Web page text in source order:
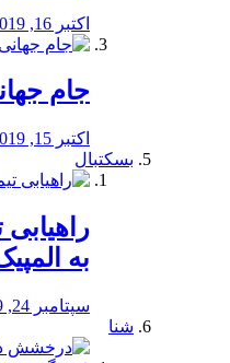
اکتبر 16, 2019
جام
اکتبر 15, 2019
بسکتبال
به
سپتامبر 24, 2019
شنا